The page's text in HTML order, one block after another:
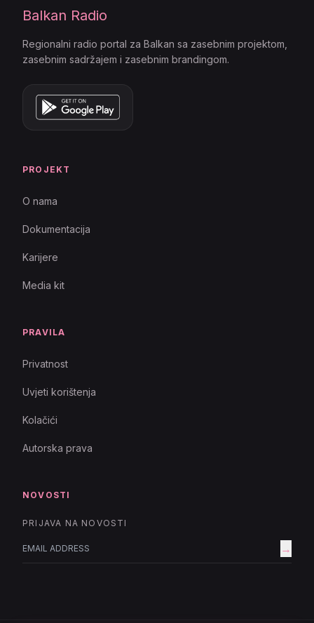
Balkan Radio
Regionalni radio portal za Balkan sa zasebnim projektom,
zasebnim sadržajem i zasebnim brandingom.
PROJEKT
O nama
Dokumentacija
Karijere
Media kit
PRAVILA
Privatnost
Uvjeti korištenja
Kolačići
Autorska prava
NOVOSTI
PRIJAVA NA NOVOSTI
→